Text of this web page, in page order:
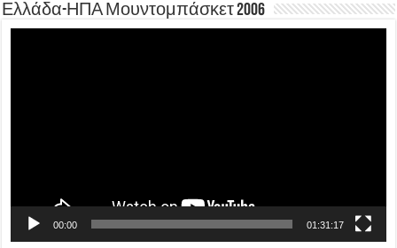
Ελλάδα-ΗΠΑ Μουντομπάσκετ 2006
00:00 01:31:17